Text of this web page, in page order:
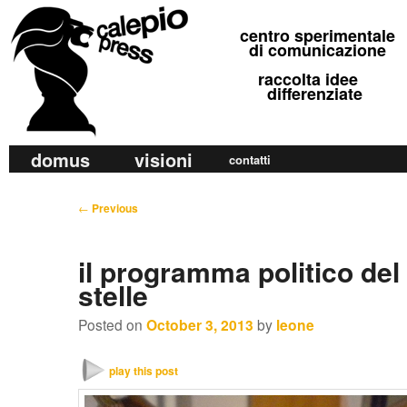
calepio press
©
centro sperimentale
di comunicazione
raccolta idee
differenziate
a
Skip
Skip
secondary
domus visioni contatti
P
t
n
a
g
← Previous
il programma politico del
stelle
Posted on October 3, 2013 by leone
play this post